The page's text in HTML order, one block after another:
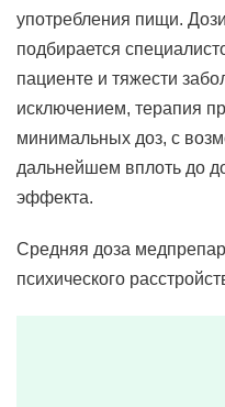
употребления пищи.
подбирается
пациенте и тяжести
исключением, терапия
минимальных доз, с
дальнейшем вплоть до
эффекта.
Средняя доза
психического